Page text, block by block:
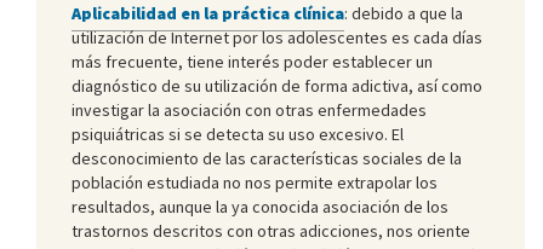
Aplicabilidad en la práctica clínica: debido a que la
utilización de Internet por los adolescentes es cada días
más frecuente, tiene interés poder establecer un
diagnóstico de su utilización de forma adictiva, así como
investigar la asociación con otras enfermedades
psiquiátricas si se detecta su uso excesivo. El
desconocimiento de las características sociales de la
población estudiada no nos permite extrapolar los
resultados, aunque la ya conocida asociación de los
trastornos descritos con otras adicciones, nos oriente